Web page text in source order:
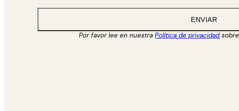
ENVIAR
Por favor lee en nuestraPolítica de privacidad